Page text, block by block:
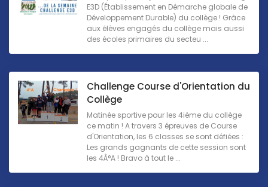
E3D (Établissement en Démarche globale de
Développement Durable) du collège ! Grâce
aux élèves engagés du collège mais aussi
des écoles primaires du secteu ...
Challenge Course d'Orientation du
Collège
Matinée sportive pour les 4ième du collège
ce matin ! A travers 3 épreuves de Course
d'Orientation, les 6 classes se sont défiées :
Les grands gagnants de cette session sont
les 4Â°A ! Bravo à tout le ...